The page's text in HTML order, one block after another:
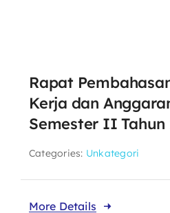
Rapat
Kerja dan
Semester II Tahun
Categories: Unkategori
More Details